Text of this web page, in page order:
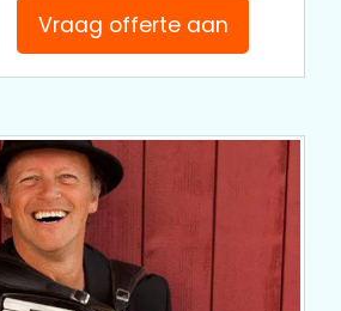
Vraag offerte aan